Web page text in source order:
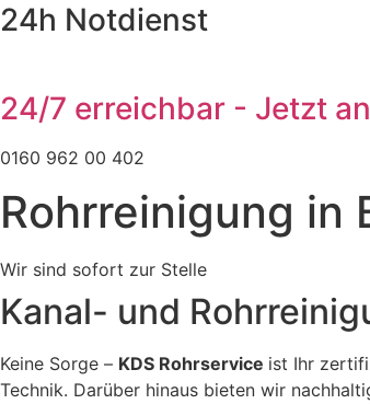
24h Notdienst
24/7 erreichbar - Jetzt
0160 962 00 402
Rohrreinigung in
Wir sind sofort zur Stelle
Kanal- und
Keine Sorge – KDS Rohrservice ist Ihr
Technik. Darüber hinaus bieten wir